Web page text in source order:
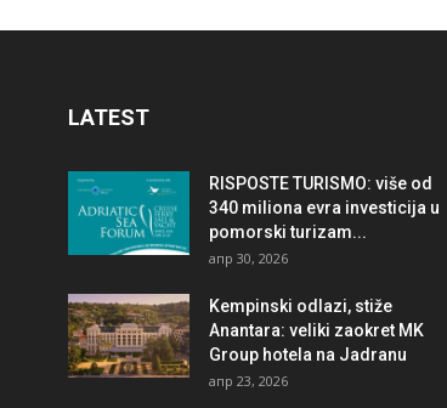
LATEST
RISPOSTE TURISMO: više od
340 miliona evra investicija u
pomorski turizam...
апр 30, 2026
Kempinski odlazi, stiže
Anantara: veliki zaokret MK
Group hotela na Jadranu
апр 23, 2026